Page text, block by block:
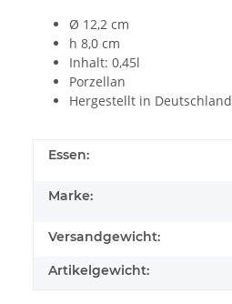
Ø 12,2 cm
h 8,0 cm
Inhalt: 0,45l
Porzellan
Hergestellt in Deutschland
Essen:
Marke:
Versandgewicht:
Artikelgewicht: